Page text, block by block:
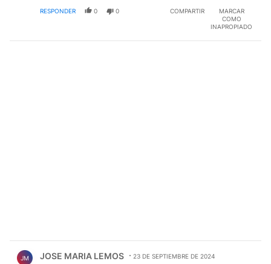
RESPONDER 0 0 COMPARTIR
MARCAR
COMO
INAPROPIADO
JM JOSE MARIA LEMOS 23 DE SEPTIEMBRE DE 2024